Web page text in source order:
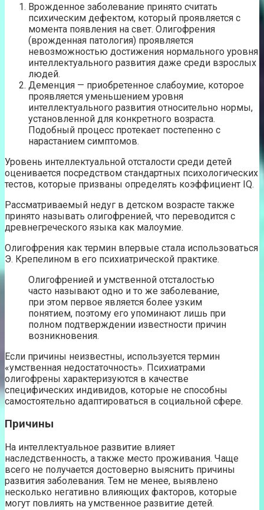
Врожденное заболевание принято считать
психическим дефектом, который проявляется с
момента появления на свет. Олигофрения
(врожденная патология) проявляется
невозможностью достижения нормального уровня
интеллектуального развития даже среди взрослых
людей.
Деменция — приобретенное слабоумие, которое
проявляется уменьшением уровня
интеллектуального развития относительно нормы,
установленной для конкретного возраста.
Подобный процесс протекает постепенно с
нарастанием симптомов.
Уровень интеллектуальной отсталости среди детей
оценивается посредством стандартных психологических
тестов, которые призваны определять коэффициент IQ.
Рассматриваемый недуг в детском возрасте также
принято называть олигофренией, что переводится с
древнегреческого языка как малоумие.
Олигофрения как термин впервые стала использоваться
Э. Крепелином в его психиатрической практике.
Олигофренией и умственной отсталостью
часто называют одно и то же заболевание,
при этом первое является более узким
понятием, поэтому его упоминают лишь при
полном подтверждении известности причин
возникновения.
Если причины неизвестны, используется термин
«умственная недостаточность». Психиатрами
олигофрены характеризуются в качестве
специфических индивидов, которые не способны
самостоятельно адаптироваться в социальной сфере.
Причины
На интеллектуальное развитие влияет
наследственность, а также место проживания. Чаще
всего не получается достоверно выяснить причины
развития заболевания. Тем не менее, выявлено
несколько негативно влияющих факторов, которые
могут повлиять на умственное развитие детей.